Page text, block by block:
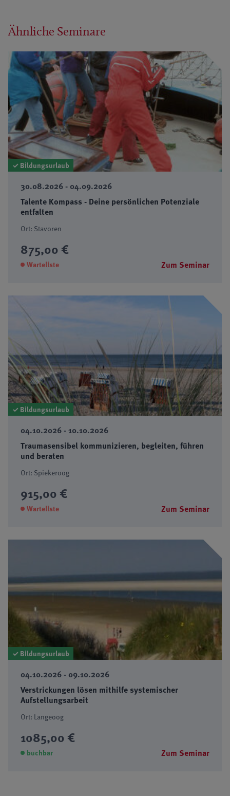
Ähnliche Seminare
✓ Bildungsurlaub
30.08.2026 - 04.09.2026
Talente Kompass - Deine persönlichen Potenziale
entfalten
Ort: Stavoren
875,00 €
Warteliste Zum Seminar
✓ Bildungsurlaub
04.10.2026 - 10.10.2026
Traumasensibel kommunizieren, begleiten, führen
und beraten
Ort: Spiekeroog
915,00 €
Warteliste Zum Seminar
✓ Bildungsurlaub
04.10.2026 - 09.10.2026
Verstrickungen lösen mithilfe systemischer
Aufstellungsarbeit
Ort: Langeoog
1085,00 €
buchbar Zum Seminar